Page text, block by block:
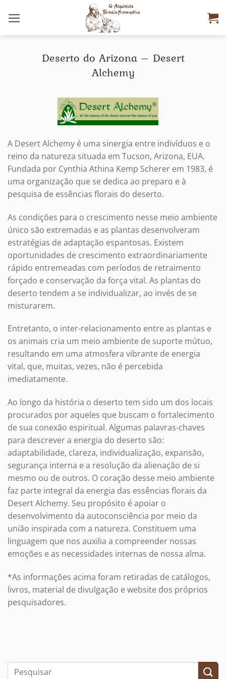
Deserto do Arizona – Desert
Alchemy
A Desert Alchemy é uma sinergia entre indivíduos e o
reino da natureza situada em Tucson, Arizona, EUA.
Fundada por Cynthia Athina Kemp Scherer em 1983, é
uma organização que se dedica ao preparo e à
pesquisa de essências florais do deserto.
As condições para o crescimento nesse meio ambiente
único são extremadas e as plantas desenvolveram
estratégias de adaptação espantosas. Existem
oportunidades de crescimento extraordinariamente
rápido entremeadas com períodos de retraimento
forçado e conservação da força vital. As plantas do
deserto tendem a se individualizar, ao invés de se
misturarem.
Entretanto, o inter-relacionamento entre as plantas e
os animais cria um meio ambiente de suporte mútuo,
resultando em uma atmosfera vibrante de energia
vital, que, muitas, vezes, não é percebida
imediatamente.
Ao longo da história o deserto tem sido um dos locais
procurados por aqueles que buscam o fortalecimento
de sua conexão espiritual. Algumas palavras-chaves
para descrever a energia do deserto são:
adaptabilidade, clareza, individualização, expansão,
segurança interna e a resolução da alienação de si
mesmo ou de outros. O coração desse meio ambiente
faz parte integral da energia das essências florais da
Desert Alchemy. Seu propósito é apoiar o
desenvolvimento da autoconsciência por meio da
união inspirada com a natureza. Constituem uma
linguagem que nos auxilia a compreender nossas
emoções e as necessidades internas de nossa alma.
*As informações acima foram retiradas de catálogos,
livros, material de divulgação e website dos próprios
pesquisadores.